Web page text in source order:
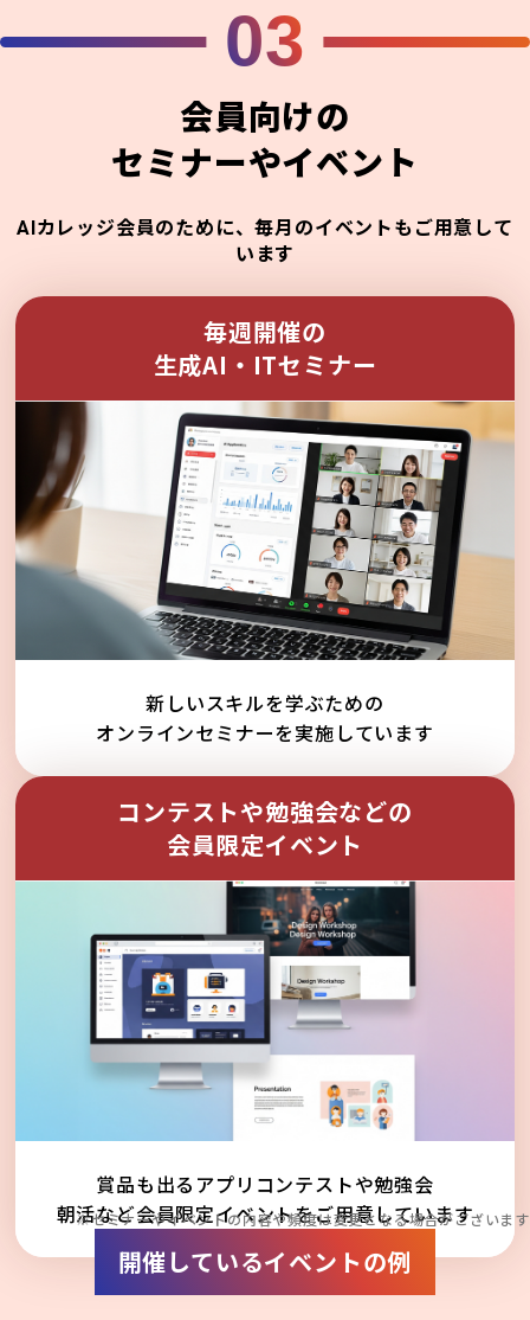
03
会員向けの
セミナーやイベント
AIカレッジ会員のために、毎月のイベントもご用意して
います
毎週開催の
生成AI・ITセミナー
新しいスキルを学ぶための
オンラインセミナーを実施しています
コンテストや勉強会などの
会員限定イベント
賞品も出るアプリコンテストや勉強会
朝活など会員限定イベントをご用意しています
※セミナーやイベントの内容や頻度は変更となる場合がございます
開催しているイベントの例